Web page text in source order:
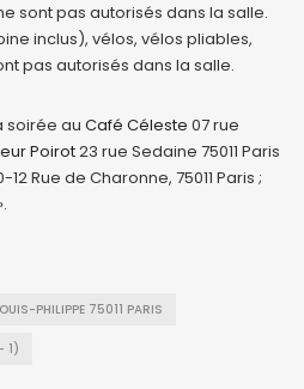
sont pas autorisés dans la salle.
inclus), vélos, vélos pliables,
pas autorisés dans la salle.
soirée au Café Céleste 07 rue
Poirot23 rue Sedaine 75011 Paris
12 Rue de Charonne, 75011 Paris ;
PHILIPPE 75011 PARIS
1)